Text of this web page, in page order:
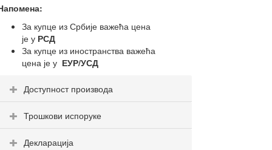
За купце из Србије важећа цена
је у РСД
За купце из иностранства важећа
цена је у ЕУР/УСД
Доступност производа
Трошкови испоруке
Декларација